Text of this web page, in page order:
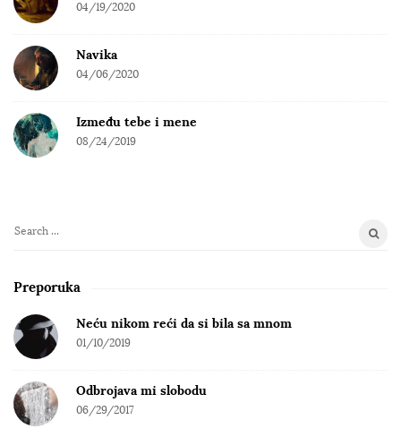
04/19/2020
Navika
04/06/2020
Između tebe i mene
08/24/2019
S
a
c
h
r
Preporuka
Neću nikom reći da si bila sa mnom
01/10/2019
Odbrojava mi slobodu
06/29/2017